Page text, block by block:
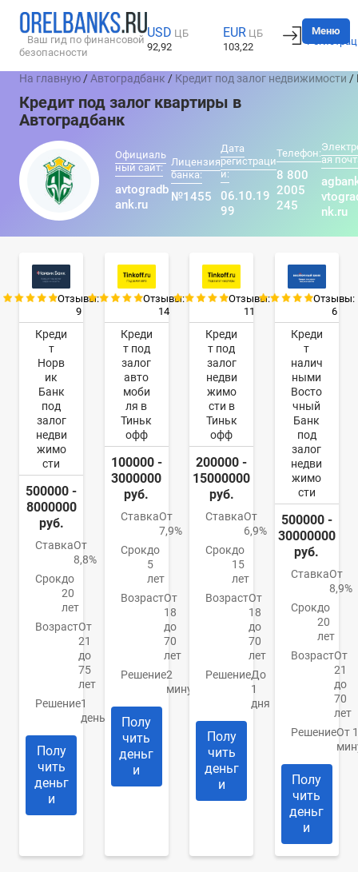
Ваш гид по финансовой
безопасности
USD ЦБ
92,92
EUR ЦБ
103,22
Вход
Меню
На главную /Автоградбанк / Кредит под залог недвижимости /
Кредит под залог квартиры в
Автоградбанк
Официаль
ный сайт:
avtogradb
ank.ru
Лицензия
банка:
№1455
Дата
регистраци
и:
06.10.19
99
Телефон:
8 800
2005
245
ая
nk.ru
Отзывы:
9
Креди
т
Норв
ик
Банк
под
залог
недви
жимо
сти
500000 -
8000000
руб.
СтавкаОт
8,8%
Срокдо
20
лет
ВозрастОт
21
до
75
лет
Решение1
день
Полу
чить
деньг
и
Отзывы:
14
Креди
т под
залог
авто
моби
ля в
Тиньк
офф
100000 -
3000000
руб.
СтавкаОт
7,9%
Срокдо
5
лет
ВозрастОт
18
до
70
лет
Решение2
минуты
Полу
чить
деньг
и
Отзывы:
11
Креди
т под
залог
недви
жимо
сти в
Тиньк
офф
200000 -
15000000
руб.
СтавкаОт
6,9%
Срокдо
15
лет
ВозрастОт
18
до
70
лет
РешениеДо
1
дня
Полу
чить
деньг
и
Отзывы:
6
Креди
т
налич
ными
Восто
чный
Банк
под
залог
недви
жимо
сти
500000 -
30000000
руб.
СтавкаОт
8,9%
Срокдо
20
лет
ВозрастОт
21
до
70
лет
РешениеОт
Полу
чить
деньг
и